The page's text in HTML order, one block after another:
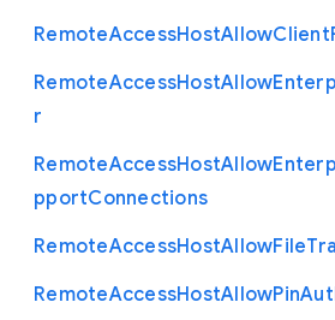
RemoteAccessHostAllowClient
RemoteAccessHostAllow
r
RemoteAccessHostAllow
pportConnections
RemoteAccessHostAllowFile
RemoteAccessHostAllowPin